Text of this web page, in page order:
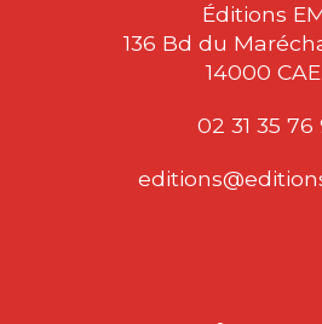
Éditions
136 Bd du
14000
02 31 35 76